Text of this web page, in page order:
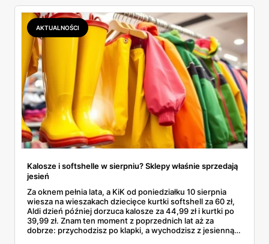
podróbki. Spisałam wszystko, czego się dowiedziałam —
łącznie z jedną wpadką, o której za chwilę.
AKTUALNOŚCI
Kalosze i softshelle w sierpniu? Sklepy właśnie sprzedają
jesień
Za oknem pełnia lata, a KiK od poniedziałku 10 sierpnia
wiesza na wieszakach dziecięce kurtki softshell za 60 zł,
Aldi dzień później dorzuca kalosze za 44,99 zł i kurtki po
39,99 zł. Znam ten moment z poprzednich lat aż za
dobrze: przychodzisz po klapki, a wychodzisz z jesienną